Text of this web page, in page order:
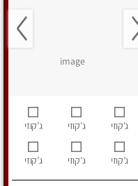
ג’קוזי ג’קוזי ג’קוזי
ג’קוזי ג’קוזי ג’קוזי